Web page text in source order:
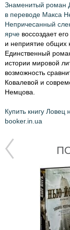
Знаменитый роман
в переводе Макса
Непричесанный
ярче воссоздает
и неприятие общих
Единственный
истории мировой
возможность
Ковалевой и
Немцова.
Купить книгу
booker.in.ua